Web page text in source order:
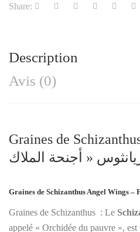
Share:
Description
Avis (0)
Graines de
« أجنحة الملاك
Graines de Schizanthus Angel Wings –
Graines de Schizanthus : Le
appelé « Orchidée du pauvre »,